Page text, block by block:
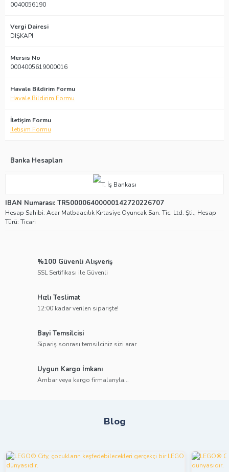
0040056190
Vergi Dairesi
DIŞKAPI
Mersis No
0004005619000016
Havale Bildirim Formu
Havale Bildirim Formu
İletişim Formu
İletişim Formu
Banka Hesapları
IBAN Numarası: TR500006400000142720226707
Hesap Sahibi: Acar Matbaacılık Kırtasiye Oyuncak San. Tic. Ltd. Şti., Hesap
Türü: Ticari
%100 Güvenli Alışveriş
SSL Sertifikası ile Güvenli
Hızlı Teslimat
12:00’kadar verilen siparişte!
Bayi Temsilcisi
Sipariş sonrası temsilciniz sizi arar
Uygun Kargo İmkanı
Ambar veya kargo firmalarıyla...
Blog